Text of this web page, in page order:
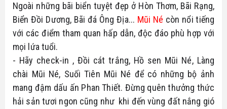
Ngoài những bãi biển tuyệt đẹp ở Hòn Thơm, Bãi Rạng,
Biển Đồi Dương, Bãi đá Ông Địa... Mũi Né còn nổi tiếng
với các điểm tham quan hấp dẫn, độc đáo phù hợp với
mọi lứa tuổi.
- Hãy check-in , Đồi cát trắng, Hồ sen Mũi Né, Làng
chài Mũi Né, Suối Tiên Mũi Né để có những bộ ảnh
mang đậm dấu ấn Phan Thiết. Đừng quên thưởng thức
hải sản tươi ngon cũng như  khi đến vùng đất nắng gió